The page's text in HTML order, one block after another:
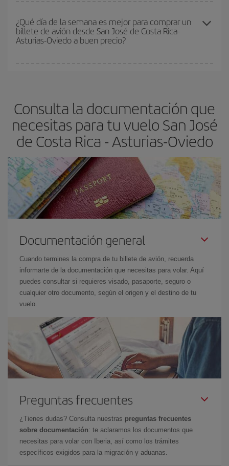
precio según tus necesidades de viaje. La tarifa básica, te
asegura el vuelo más barato.
¿Qué día de la semana es mejor para comprar un
billete de avión desde San José de Costa Rica-
Asturias-Oviedo a buen precio?
avión más baratos te saldrán. Además, si buscas los vuelos con
las fechas y los horarios del viaje un poco abiertos, podráselegir
el precio más barato.
Consulta la documentación que
necesitas para tu vuelo San José
de Costa Rica - Asturias-Oviedo
Documentación general
Cuando termines la compra de tu billete de avión, recuerda
informarte de la documentación que necesitas para volar. Aquí
puedes consultar si requieres visado, pasaporte, seguro o
cualquier otro documento, según el origen y el destino de tu
vuelo.
Preguntas frecuentes
¿Tienes dudas? Consulta nuestras preguntas frecuentes
sobre documentación: te aclaramos los documentos que
necesitas para volar con Iberia, así como los trámites
específicos exigidos para la migración y aduanas.